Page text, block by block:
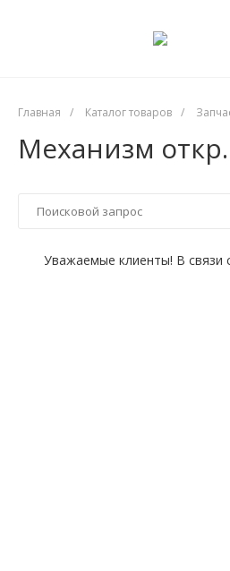
Главная / Каталог товаров /
Механизм
Уважаемые клиенты! В связи